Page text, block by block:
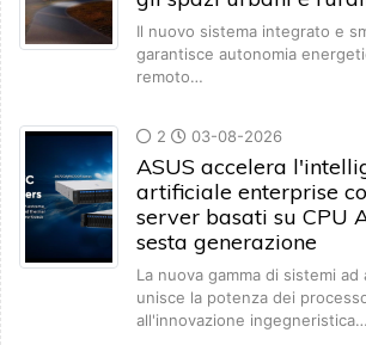
Il nuovo sistema integrato e
garantisce autonomia
remoto…
2 03-08-2026
ASUS accelera
artificiale enterprise
server basati su CPU
sesta generazione
La nuova gamma di sistemi
unisce la potenza dei
all'innovazione ingegneristica…